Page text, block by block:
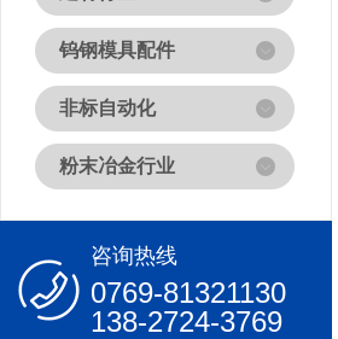
钨钢模具配件
非标自动化
粉末冶金行业
咨询热线
0769-81321130
138-2724-3769